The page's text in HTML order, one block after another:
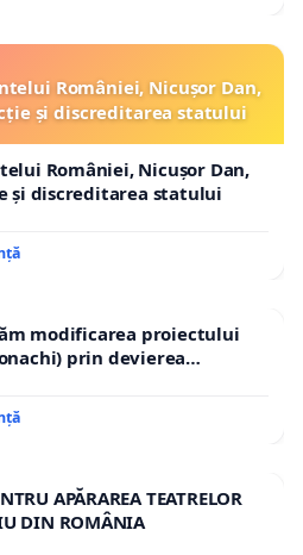
României, Nicușor Dan,
și discreditarea statului
României, Nicușor Dan,
și discreditarea statului
modificarea proiectului
prin devierea
APĂRAREA TEATRELOR
DIN ROMÂNIA